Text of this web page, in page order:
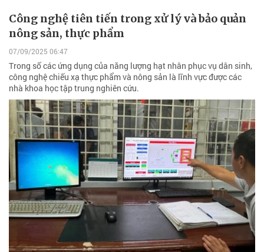
Công nghệ tiên tiến trong xử lý và bảo quản
nông sản, thực phẩm
07/09/2025 06:47
Trong số các ứng dụng của năng lượng hạt nhân phục vụ dân sinh,
công nghệ chiếu xạ thực phẩm và nông sản là lĩnh vực được các
nhà khoa học tập trung nghiên cứu.